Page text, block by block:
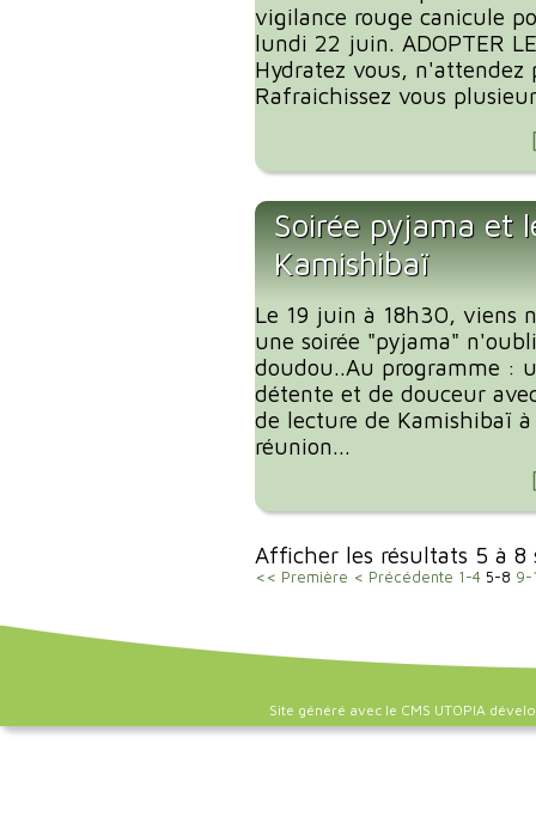
vigilance rouge canicule
lundi 22 juin. ADOPTER
Hydratez vous,
Rafraichissez vous
Soirée pyjama et
Kamishibaï
Le 19 juin à 18h30, viens
une soirée "pyjama"
doudou..Au programme :
détente et de douceur
de lecture de Kamishibaï
réunion...
Afficher les résultats 5 à
<< Première < Précédente 1-4 5-8 9-
Site généré avec le CMS UTOPIA